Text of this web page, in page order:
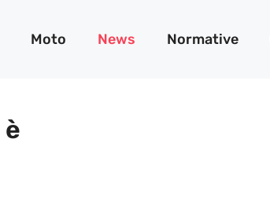
Moto News Normative